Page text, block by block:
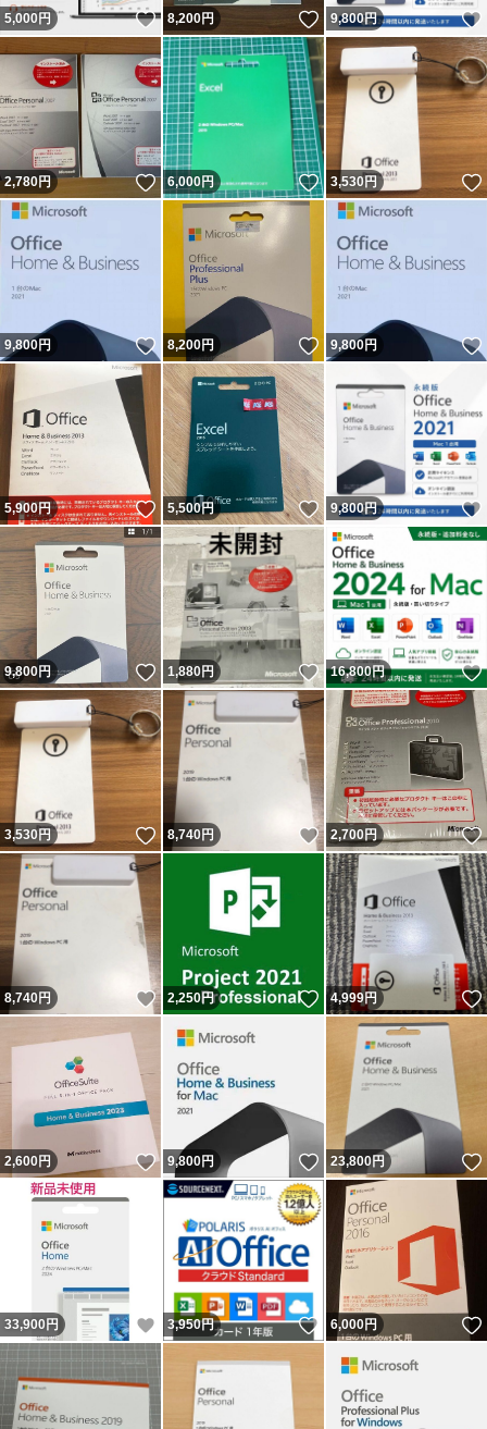
5,000円 いいね！
8,200円 いいね！
9,800円
2,780円 いいね！
6,000円 いいね！
3,530円
9,800円 いいね！
8,200円 いいね！
9,800円
5,900円 いいね！
5,500円 いいね！
9,800円
9,800円 いいね！
1,880円 いいね！
16,800円
3,530円 いいね！
8,740円 いいね！
2,700円
8,740円 いいね！
2,250円 いいね！
4,999円
2,600円 いいね！
9,800円 いいね！
23,800円
33,900 円 いいね！
3,950円 いいね！
6,000円